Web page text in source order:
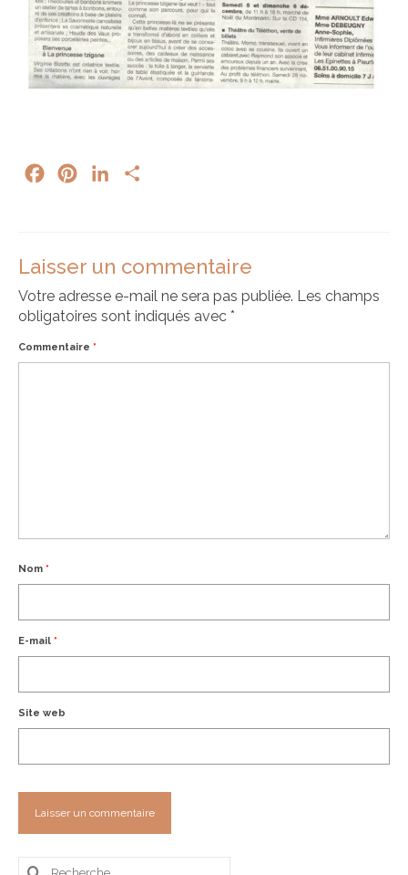
FacebookPinterestLinkedIn
Laisser un commentaire
Votre adresse e-mail ne sera pas publiée. Les champs
obligatoires sont indiqués avec *
Commentaire *
Nom *
E-mail *
Site web
Rechercher